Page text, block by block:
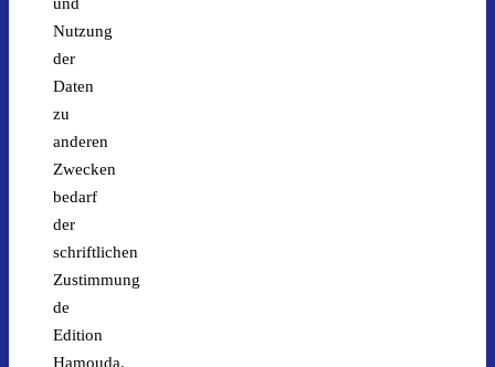
und
Nutzung
der
Daten
zu
anderen
Zwecken
bedarf
der
schriftlichen
Zustimmung
de
Edition
Hamouda.